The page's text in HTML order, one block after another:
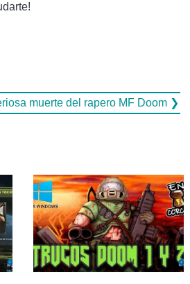
muerte del rapero MF Doom ❯